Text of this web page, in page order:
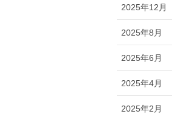
2025年12月
2025年8月
2025年6月
2025年4月
2025年2月